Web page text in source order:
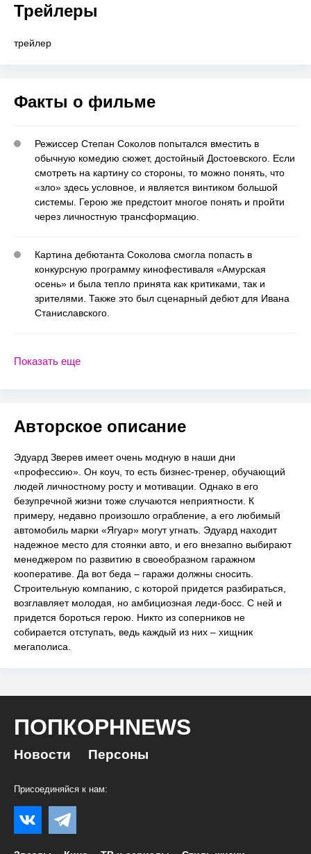
Трейлеры
трейлер
Факты о фильме
Режиссер Степан Соколов попытался вместить в
обычную комедию сюжет, достойный Достоевского. Если
смотреть на картину со стороны, то можно понять, что
«зло» здесь условное, и является винтиком большой
системы. Герою же предстоит многое понять и пройти
через личностную трансформацию.
Картина дебютанта Соколова смогла попасть в
конкурсную программу кинофестиваля «Амурская
осень» и была тепло принята как критиками, так и
зрителями. Также это был сценарный дебют для Ивана
Станиславского.
Показать еще
Авторское описание
Эдуард Зверев имеет очень модную в наши дни
«профессию». Он коуч, то есть бизнес-тренер, обучающий
людей личностному росту и мотивации. Однако в его
безупречной жизни тоже случаются неприятности. К
примеру, недавно произошло ограбление, а его любимый
автомобиль марки «Ягуар» могут угнать. Эдуард находит
надежное место для стоянки авто, и его внезапно выбирают
менеджером по развитию в своеобразном гаражном
кооперативе. Да вот беда – гаражи должны сносить.
Строительную компанию, с которой придется разбираться,
возглавляет молодая, но амбициозная леди-босс. С ней и
придется бороться герою. Никто из соперников не
собирается отступать, ведь каждый из них – хищник
мегаполиса.
ПОПКОРНNEWS
Новости Персоны
Присоединяйся к нам: